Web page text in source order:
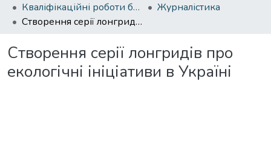
Кваліфікаційні роботи бакалаврів
Журналістика
Створення серії лонгридів про екологічні ініціативи в Україні
Створення серії лонгридів про
екологічні ініціативи в Україні